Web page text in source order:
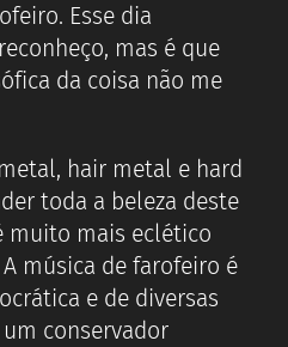
Esse dia
mas é que
da coisa não me
hair metal e hard
toda a beleza deste
muito mais eclético
música de farofeiro é
e de diversas
conservador